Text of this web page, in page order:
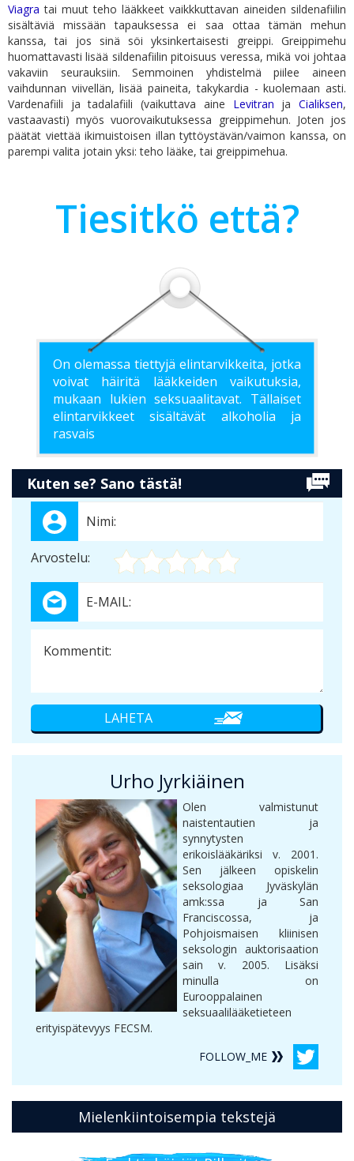
Viagra tai muut teho lääkkeet vaikkkuttavan aineiden sildenafiilin
sisältäviä missään tapauksessa ei saa ottaa tämän mehun
kanssa, tai jos sinä söi yksinkertaisesti greippi. Greippimehu
huomattavasti lisää sildenafiilin pitoisuus veressa, mikä voi johtaa
vakaviin seurauksiin. Semmoinen yhdistelmä piilee aineen
vaihdunnan viivellän, lisää paineita, takykardia - kuolemaan asti.
Vardenafiili ja tadalafiili (vaikuttava aine Levitran jaCialiksen,
vastaavasti) myös vuorovaikutuksessa greippimehun. Joten jos
päätät viettää ikimuistoisen illan tyttöystävän/vaimon kanssa, on
parempi valita jotain yksi: teho lääke, tai greippimehua.
Tiesitkö että?
On olemassa tiettyjä elintarvikkeita, jotka
voivat häiritä lääkkeiden vaikutuksia,
mukaan lukien seksuaalitavat. Tällaiset
elintarvikkeet sisältävät alkoholia ja
rasvais
Kuten se? Sano tästä!
Arvostelu:
Urho Jyrkiäinen
Olen valmistunut
naistentautien ja
synnytysten
erikoislääkäriksi v. 2001.
Sen jälkeen opiskelin
seksologiaa Jyväskylän
amk:ssa ja San
Franciscossa, ja
Pohjoismaisen kliinisen
seksologin auktorisaation
sain v. 2005. Lisäksi
minulla on
Eurooppalainen
seksuaalilääketieteen
erityispätevyys FECSM.
FOLLOW_ME
Mielenkiintoisempia tekstejä